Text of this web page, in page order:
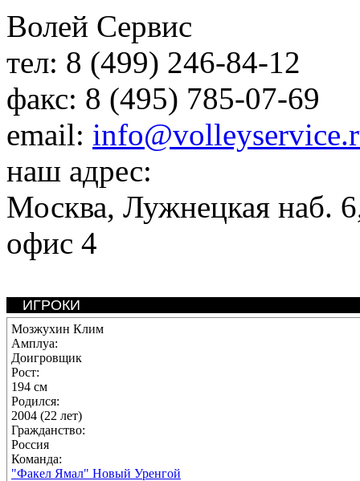
Волей Сервис
тел: 8 (499) 246-84-12
факс: 8 (495) 785-07-69
email:
наш адрес:
Москва, Лужнецкая наб.
офис 4
ИГРОКИ
Мозжухин Клим
Амплуа:
Доигровщик
Рост:
194 см
Родился:
2004 (22 лет)
Гражданство:
Россия
Команда:
"Факел Ямал" Новый Уренгой